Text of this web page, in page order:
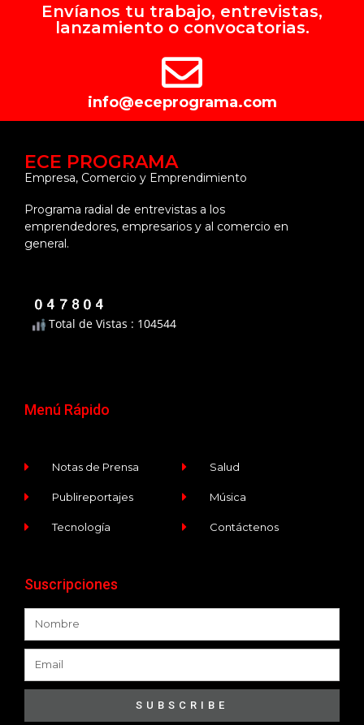
Envíanos tu trabajo, entrevistas,
lanzamiento o convocatorias.
info@eceprograma.com
ECE PROGRAMA
Empresa, Comercio y Emprendimiento
Programa radial de entrevistas a los
emprendedores, empresarios y al comercio en
general.
Total de Vistas : 104544
Menú Rápido
Notas de Prensa
Publireportajes
Tecnología
Salud
Música
Contáctenos
Suscripciones
SUBSCRIBE